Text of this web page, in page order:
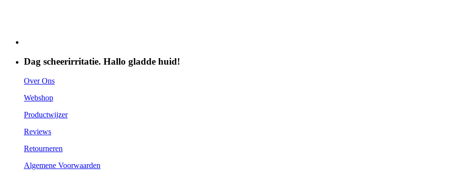
Dag scheerirritatie. Hallo gladde huid!
Over Ons
Webshop
Productwijzer
Reviews
Retourneren
Algemene Voorwaarden